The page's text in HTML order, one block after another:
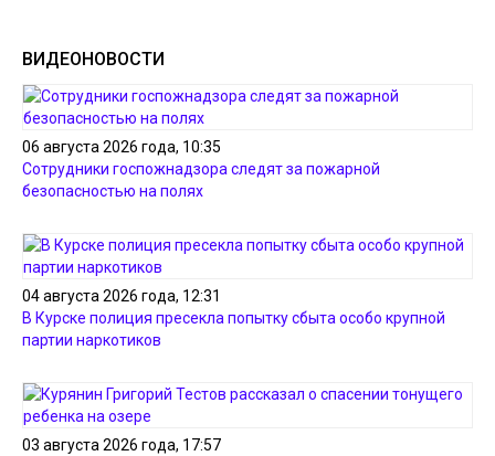
ВИДЕОНОВОСТИ
06 августа 2026 года, 10:35
Сотрудники госпожнадзора следят за пожарной
безопасностью на полях
04 августа 2026 года, 12:31
В Курске полиция пресекла попытку сбыта особо крупной
партии наркотиков
03 августа 2026 года, 17:57